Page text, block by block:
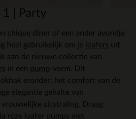
1 | Party
chique diner of een ander avondje
heel gebruikelijk om je
loafers uit
aan de nieuwe collectie van
in een pump -vorm. Dit
eronder; het comfort van de
elegantie gehalte van
vrouwelijke uitstraling. Draag
roze
loafer pumps met